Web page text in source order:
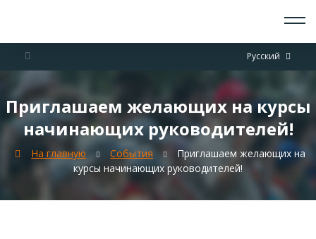
Русский
О СКАУТАХ
НОВОСТИ
СОБЫТИЯ
ОТРЯДЫ
ДОКУМЕНТЫ
КОНТАКТЫ
Приглашаем желающих на курсы
начинающих руководителей!
На главную События
Приглашаем желающих на
курсы начинающих руководителей!